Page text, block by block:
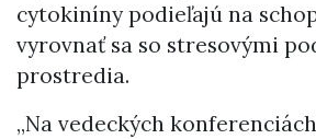
cytokiníny podieľajú na
vyrovnať sa so stresovými
prostredia.
„Na vedeckých